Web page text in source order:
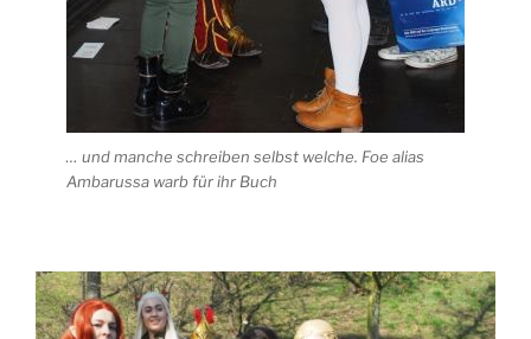
… und manche schreiben selbst welche. Foe alias
Ambarussa warb für ihr Buch